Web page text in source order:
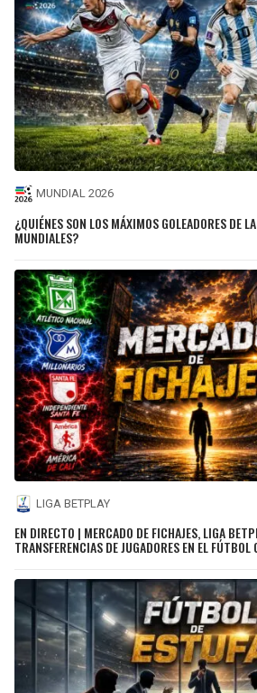
MUNDIAL 2026
¿QUIÉNES SON LOS MÁXIMOS GOLEADORES DE
MUNDIALES?
LIGA BETPLAY
EN DIRECTO | MERCADO DE FICHAJES, LIGA
TRANSFERENCIAS DE JUGADORES EN EL FÚTBOL